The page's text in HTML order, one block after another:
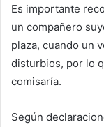
Es importante
un compañero
plaza, cuando un
disturbios, por lo
comisaría.
Según